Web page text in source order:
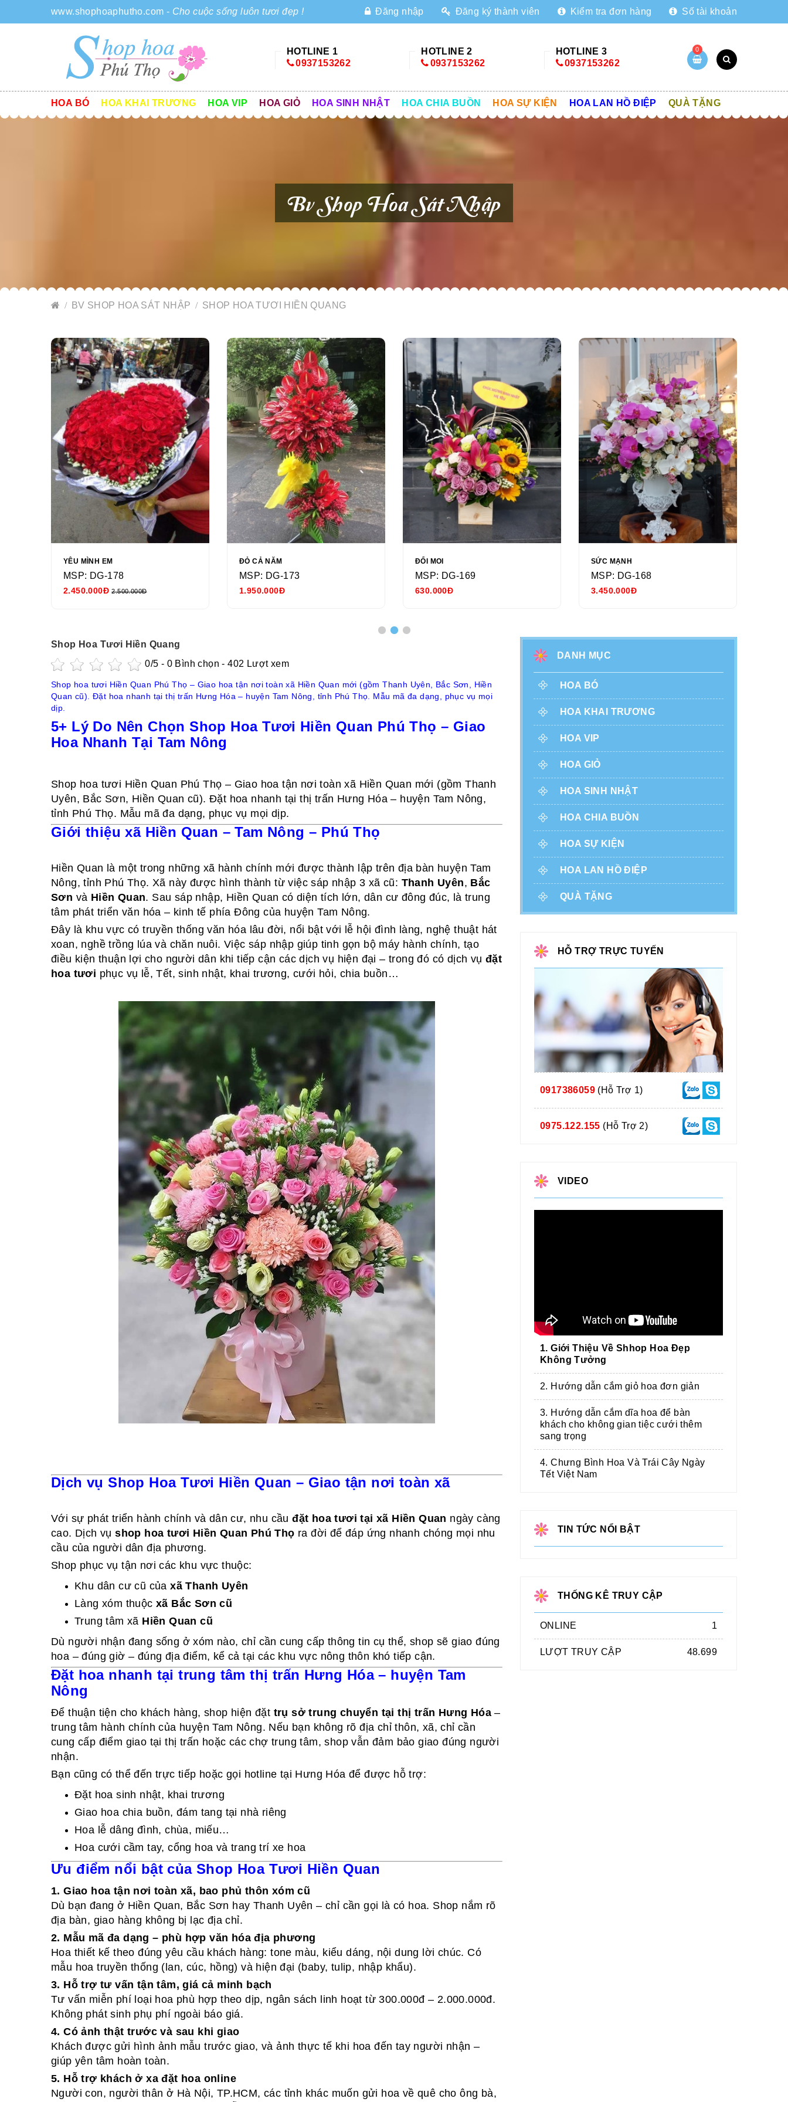
www.shophoaphutho.com - Cho cuộc sống luôn tươi đẹp ! Đăng nhập Đăng ký thành viên Kiểm tra đơn hàng Số tài khoản
HOTLINE 1
0937153262
HOTLINE 2
0937153262
HOTLINE 3
0937153262
0
HOA BÓ HOA KHAI TRƯƠNG HOA VIP HOA GIỎ HOA SINH NHẬT HOA CHIA BUỒN HOA SỰ KIỆN HOA LAN HỒ ĐIỆP QUÀ TẶNG
Bv Shop Hoa Sát Nhập
BV SHOP HOA SÁT NHẬP SHOP HOA TƯƠI HIỀN QUANG
YÊU MÌNH EM
MSP: DG-178
2.450.000Đ 2.500.000Đ
ĐỎ CẢ NĂM
MSP: DG-173
1.950.000Đ
ĐỔI MOI
MSP: DG-169
630.000Đ
SỨC MẠNH
MSP: DG-168
3.450.000Đ
Shop Hoa Tươi Hiền Quang
0/5 - 0 Bình chọn - 402 Lượt xem
Shop hoa tươi Hiền Quan Phú Thọ – Giao hoa tận nơi toàn xã Hiền Quan mới (gồm Thanh Uyên, Bắc Sơn, Hiền
Quan cũ). Đặt hoa nhanh tại thị trấn Hưng Hóa – huyện Tam Nông, tỉnh Phú Thọ. Mẫu mã đa dạng, phục vụ mọi
dịp.
5+ Lý Do Nên Chọn Shop Hoa Tươi Hiền Quan Phú Thọ – Giao
Hoa Nhanh Tại Tam Nông
Shop hoa tươi Hiền Quan Phú Thọ – Giao hoa tận nơi toàn xã Hiền Quan mới (gồm Thanh
Uyên, Bắc Sơn, Hiền Quan cũ). Đặt hoa nhanh tại thị trấn Hưng Hóa – huyện Tam Nông,
tỉnh Phú Thọ. Mẫu mã đa dạng, phục vụ mọi dịp.
Giới thiệu xã Hiền Quan – Tam Nông – Phú Thọ
Hiền Quan là một trong những xã hành chính mới được thành lập trên địa bàn huyện Tam
Nông, tỉnh Phú Thọ. Xã này được hình thành từ việc sáp nhập 3 xã cũ: Thanh Uyên, Bắc
Sơn và Hiền Quan. Sau sáp nhập, Hiền Quan có diện tích lớn, dân cư đông đúc, là trung
tâm phát triển văn hóa – kinh tế phía Đông của huyện Tam Nông.
Đây là khu vực có truyền thống văn hóa lâu đời, nổi bật với lễ hội đình làng, nghệ thuật hát
xoan, nghề trồng lúa và chăn nuôi. Việc sáp nhập giúp tinh gọn bộ máy hành chính, tạo
điều kiện thuận lợi cho người dân khi tiếp cận các dịch vụ hiện đại – trong đó có dịch vụđặt
hoa tươi phục vụ lễ, Tết, sinh nhật, khai trương, cưới hỏi, chia buồn…
Dịch vụ Shop Hoa Tươi Hiền Quan – Giao tận nơi toàn xã
Với sự phát triển hành chính và dân cư, nhu cầuđặt hoa tươi tại xã Hiền Quan ngày càng
cao. Dịch vụshop hoa tươi Hiền Quan Phú Thọ ra đời để đáp ứng nhanh chóng mọi nhu
cầu của người dân địa phương.
Shop phục vụ tận nơi các khu vực thuộc:
Khu dân cư cũ củaxã Thanh Uyên
Làng xóm thuộc xã Bắc Sơn cũ
Trung tâm xã Hiền Quan cũ
Dù người nhận đang sống ở xóm nào, chỉ cần cung cấp thông tin cụ thể, shop sẽ giao đúng
hoa – đúng giờ – đúng địa điểm, kể cả tại các khu vực nông thôn khó tiếp cận.
Đặt hoa nhanh tại trung tâm thị trấn Hưng Hóa – huyện Tam
Nông
Để thuận tiện cho khách hàng, shop hiện đặt trụ sở trung chuyển tại thị trấn Hưng Hóa –
trung tâm hành chính của huyện Tam Nông. Nếu bạn không rõ địa chỉ thôn, xã, chỉ cần
cung cấp điểm giao tại thị trấn hoặc các chợ trung tâm, shop vẫn đảm bảo giao đúng người
nhận.
Bạn cũng có thể đến trực tiếp hoặc gọi hotline tại Hưng Hóa để được hỗ trợ:
Đặt hoa sinh nhật, khai trương
Giao hoa chia buồn, đám tang tại nhà riêng
Hoa lễ dâng đình, chùa, miếu…
Hoa cưới cầm tay, cổng hoa và trang trí xe hoa
Ưu điểm nổi bật của Shop Hoa Tươi Hiền Quan
1. Giao hoa tận nơi toàn xã, bao phủ thôn xóm cũ
Dù bạn đang ở Hiền Quan, Bắc Sơn hay Thanh Uyên – chỉ cần gọi là có hoa. Shop nắm rõ
địa bàn, giao hàng không bị lạc địa chỉ.
2. Mẫu mã đa dạng – phù hợp văn hóa địa phương
Hoa thiết kế theo đúng yêu cầu khách hàng: tone màu, kiểu dáng, nội dung lời chúc. Có
mẫu hoa truyền thống (lan, cúc, hồng) và hiện đại (baby, tulip, nhập khẩu).
3. Hỗ trợ tư vấn tận tâm, giá cả minh bạch
Tư vấn miễn phí loại hoa phù hợp theo dịp, ngân sách linh hoạt từ 300.000đ – 2.000.000đ.
Không phát sinh phụ phí ngoài báo giá.
4. Có ảnh thật trước và sau khi giao
Khách được gửi hình ảnh mẫu trước giao, và ảnh thực tế khi hoa đến tay người nhận –
giúp yên tâm hoàn toàn.
5. Hỗ trợ khách ở xa đặt hoa online
Người con, người thân ở Hà Nội, TP.HCM, các tỉnh khác muốn gửi hoa về quê cho ông bà,
DANH MỤC
HOA BÓ
HOA KHAI TRƯƠNG
HOA VIP
HOA GIỎ
HOA SINH NHẬT
HOA CHIA BUỒN
HOA SỰ KIỆN
HOA LAN HỒ ĐIỆP
QUÀ TẶNG
HỖ TRỢ TRỰC TUYẾN
0917386059 (Hỗ Trợ 1)
0975.122.155 (Hỗ Trợ 2)
VIDEO
1. Giới Thiệu Về Shhop Hoa Đẹp
Không Tưởng
2. Hướng dẫn cắm giỏ hoa đơn giản
3. Hướng dẫn cắm dĩa hoa để bàn
khách cho không gian tiệc cưới thêm
sang trọng
4. Chưng Bình Hoa Và Trái Cây Ngày
Tết Việt Nam
TIN TỨC NỔI BẬT
THỐNG KÊ TRUY CẬP
ONLINE 1
LƯỢT TRUY CẬP 48.699